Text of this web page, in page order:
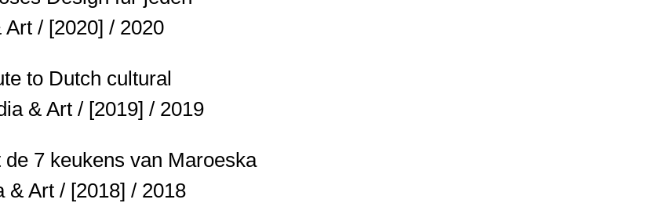
/ [2020] / 2020
to Dutch cultural
& Art / [2019] / 2019
7 keukens van Maroeska
& Art / [2018] / 2018